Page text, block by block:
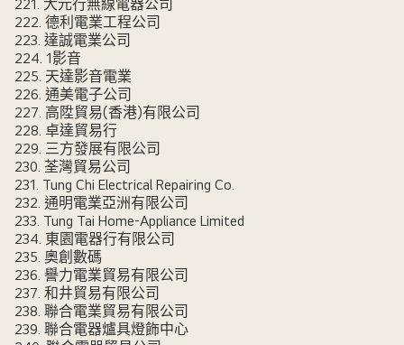
221. 大元行無線電器公司
222. 德利電業工程公司
223. 達誠電業公司
224. 1影音
225. 天達影音電業
226. 通美電子公司
227. 高陞貿易(香港)有限公司
228. 卓達貿易行
229. 三方發展有限公司
230. 荃灣貿易公司
231. Tung Chi Electrical Repairing Co.
232. 通明電業亞洲有限公司
233. Tung Tai Home-Appliance Limited
234. 東園電器行有限公司
235. 奧創數碼
236. 譽力電業貿易有限公司
237. 和井貿易有限公司
238. 聯合電業貿易有限公司
239. 聯合電器爐具燈飾中心